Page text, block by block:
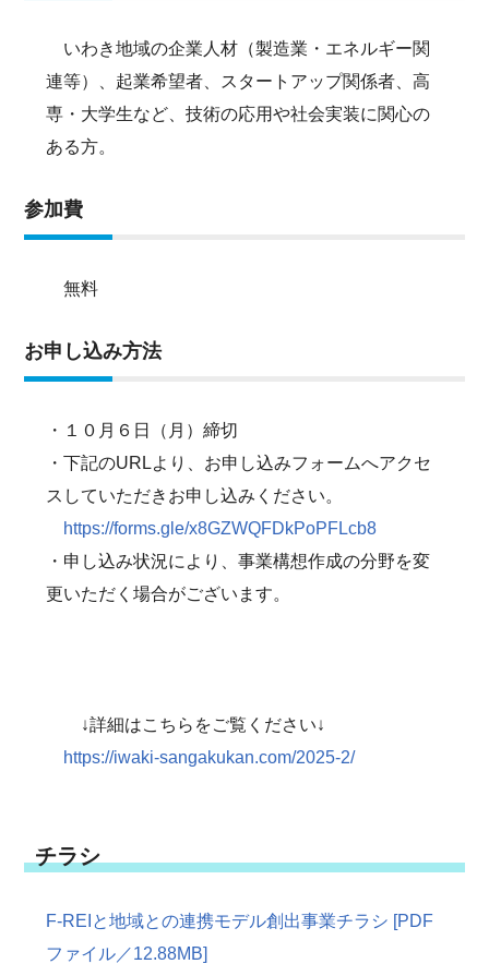
いわき地域の企業人材（製造業・エネルギー関
連等）、起業希望者、スタートアップ関係者、高
専・大学生など、技術の応用や社会実装に関心の
ある方。
参加費
無料
お申し込み方法
・１０月６日（月）締切
・下記のURLより、お申し込みフォームへアクセ
スしていただきお申し込みください。
https://forms.gle/x8GZWQFDkPoPFLcb8
・申し込み状況により、事業構想作成の分野を変
更いただく場合がございます。
↓詳細はこちらをご覧ください↓
https://iwaki-sangakukan.com/2025-2/
チラシ
F-REIと地域との連携モデル創出事業チラシ [PDF
ファイル／12.88MB]